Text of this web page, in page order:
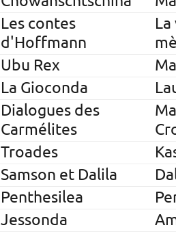
Les contes
d'Hoffmann
Ubu Rex
La Gioconda
Dialogues des
Carmélites
Troades
Samson et Dalila
Penthesilea
Jessonda